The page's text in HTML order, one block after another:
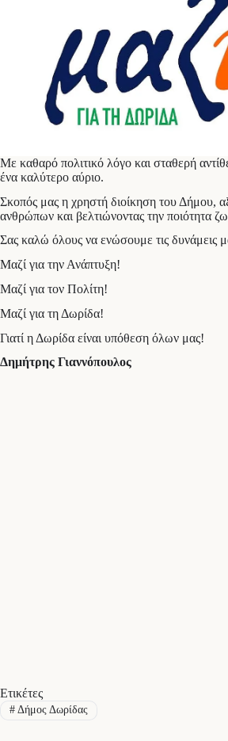
Με καθαρό πολιτικό λόγο και σταθερή
ένα καλύτερο αύριο.
Σκοπός μας η χρηστή διοίκηση του Δήμου,
ανθρώπων και βελτιώνοντας την ποιότητα
Σας καλώ όλους να ενώσουμε τις δυνάμεις
Μαζί για την Ανάπτυξη!
Μαζί για τον Πολίτη!
Μαζί για τη Δωρίδα!
Γιατί η Δωρίδα είναι υπόθεση όλων μας!
Δημήτρης Γιαννόπουλος
Ετικέτες
#Δήμος Δωρίδας